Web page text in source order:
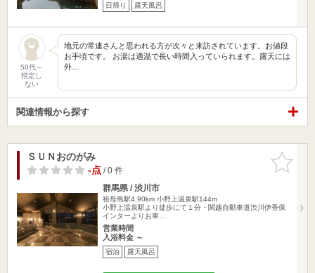
日帰り 露天風呂
50代～
指定し
ない
地元の常連さんと思われる方が次々と来訪されています。お値段
お手頃です。 お湯は適温で長い時間入っていられます。露天には
外…
関連情報から探す
お気に入
りに追加
ＳＵＮおのがみ
-点/ 0 件
群馬県 / 渋川市
祖母島駅4.90km 小野上温泉駅144m
小野上温泉駅より徒歩にて１分・関越自動車道渋川伊香保
インターよりお車…
営業時間
入浴料金 ～
宿泊 露天風呂